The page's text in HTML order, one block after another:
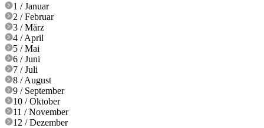
1 / Januar
2 / Februar
3 / März
4 / April
5 / Mai
6 / Juni
7 / Juli
8 / August
9 / September
10 / Oktober
11 / November
12 / Dezember